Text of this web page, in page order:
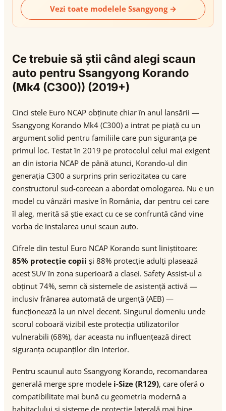
Vezi toate modelele Ssangyong →
Ce trebuie să știi când alegi scaun
auto pentru Ssangyong Korando
(Mk4 (C300)) (2019+)
Cinci stele Euro NCAP obținute chiar în anul lansării —
Ssangyong Korando Mk4 (C300) a intrat pe piață cu un
argument solid pentru familiile care pun siguranța pe
primul loc. Testat în 2019 pe protocolul celui mai exigent
an din istoria NCAP de până atunci, Korando-ul din
generația C300 a surprins prin seriozitatea cu care
constructorul sud-coreean a abordat omologarea. Nu e un
model cu vânzări masive în România, dar pentru cei care
îl aleg, merită să știe exact cu ce se confruntă când vine
vorba de instalarea unui scaun auto.
Cifrele din testul Euro NCAP Korando sunt liniștitoare:
85% protecție copii și 88% protecție adulți plasează
acest SUV în zona superioară a clasei. Safety Assist-ul a
obținut 74%, semn că sistemele de asistență activă —
inclusiv frânarea automată de urgență (AEB) —
funcționează la un nivel decent. Singurul domeniu unde
scorul coboară vizibil este protecția utilizatorilor
vulnerabili (68%), dar aceasta nu influențează direct
siguranța ocupanților din interior.
Pentru scaunul auto Ssangyong Korando, recomandarea
generală merge spre modele i-Size (R129), care oferă o
compatibilitate mai bună cu geometria modernă a
habitaclului și sisteme de protecție laterală mai bine